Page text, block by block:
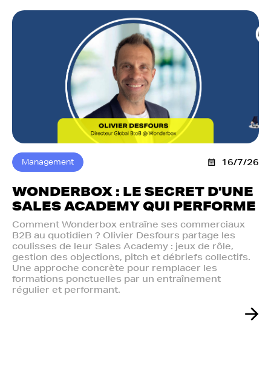
Management 16/7/26
WONDERBOX : LE SECRET D'UNE
SALES ACADEMY QUI PERFORME
Comment Wonderbox entraîne ses commerciaux
B2B au quotidien ? Olivier Desfours partage les
coulisses de leur Sales Academy : jeux de rôle,
gestion des objections, pitch et débriefs collectifs.
Une approche concrète pour remplacer les
formations ponctuelles par un entraînement
régulier et performant.